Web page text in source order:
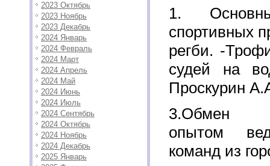
2023 Октябрь
2023 Ноябрь
2023 Декабрь
2024 Январь
2024 Февраль
2024 Март
2024 Апрель
2024 Май
2024 Июнь
2024 Июль
2024 Сентябрь
2024 Октябрь
2024 Ноябрь
2024 Декабрь
2025 Январь
1.
спортивных
регби. -
судей на
Проскурин
3.Обмен
опытом
команд из